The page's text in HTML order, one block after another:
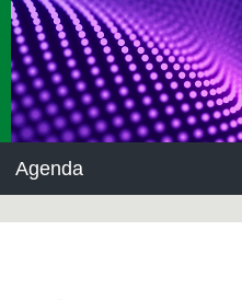
Agenda